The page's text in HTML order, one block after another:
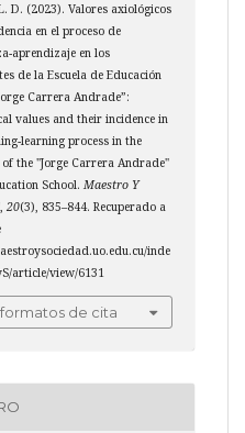
D. (2023). Valores axiológicos
en el proceso de
aprendizaje en los
de la Escuela de Educación
Carrera Andrade”:
values and their incidence in
learning process in the
the "Jorge Carrera Andrade"
School.Maestro Y
,20(3), 835–844. Recuperado a
inde
article/view/6131
formatos de cita